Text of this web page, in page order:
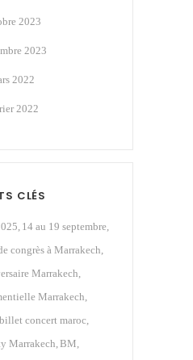
2023
2023
2022
2022
CLÉS
14 au 19 septembre
congrès à Marrakech
Marrakech
Marrakech
billet concert maroc
Marrakech BM